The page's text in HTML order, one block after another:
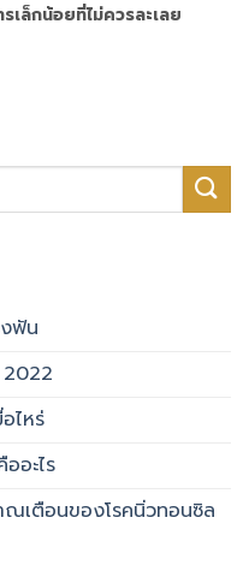
เล็กน้อยที่ไม่ควรละเลย
ฟัน
ไหร่
อะไร
เตือนของโรคนิ่วทอนซิล